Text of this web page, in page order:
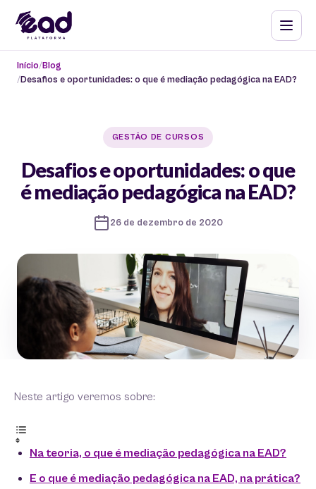
Início Blog
Desafios e oportunidades: o que é mediação pedagógica na EAD?
GESTÃO DE CURSOS
Desafios e oportunidades: o que
é mediação pedagógica na EAD?
26 de dezembro de 2020
Neste artigo veremos sobre:
Na teoria, o que é mediação pedagógica na EAD?
E o que é mediação pedagógica na EAD, na prática?